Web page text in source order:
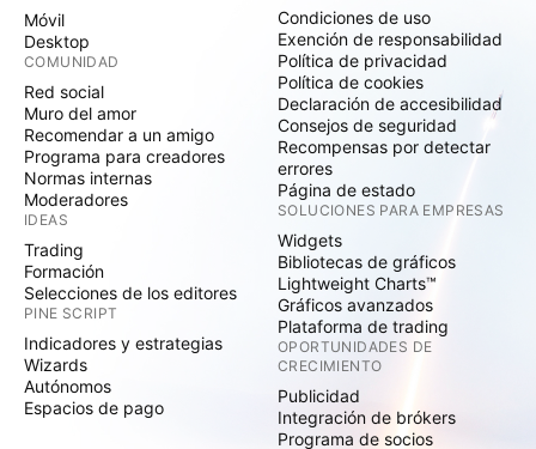
Móvil
Desktop
COMUNIDAD
Red social
Muro del amor
Recomendar a un amigo
Programa para creadores
Normas internas
Moderadores
IDEAS
Trading
Formación
Selecciones de los editores
PINE SCRIPT
Indicadores y estrategias
Wizards
Autónomos
Espacios de pago
Condiciones de uso
Exención de responsabilidad
Política de privacidad
Política de cookies
Declaración de accesibilidad
Consejos de seguridad
Recompensas por detectar
errores
Página de estado
SOLUCIONES PARA EMPRESAS
Widgets
Bibliotecas de gráficos
Lightweight Charts™
Gráficos avanzados
Plataforma de trading
OPORTUNIDADES DE
CRECIMIENTO
Publicidad
Integración de brókers
Programa de socios